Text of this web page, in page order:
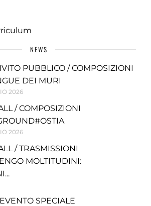
NEWS
PUBBLICO / COMPOSIZIONI
DEI MURI
2026
/ COMPOSIZIONI
2026
/ TRASMISSIONI
MOLTITUDINI:
SPECIALE